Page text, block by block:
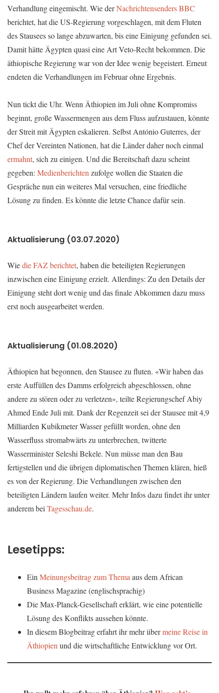
Verhandlung eingemischt. Wie derNachrichtensenders BBC
berichtet, hat die US-Regierung vorgeschlagen, mit dem Fluten
des Stausees so lange abzuwarten, bis eine Einigung gefunden sei.
Damit hätte Ägypten quasi eine Art Veto-Recht bekommen. Die
äthiopische Regierung war von der Idee wenig begeistert. Erneut
endeten die Verhandlungen im Februar ohne Ergebnis.
Nun tickt die Uhr. Wenn Äthiopien im Juli ohne Kompromiss
beginnt, große Wassermengen aus dem Fluss aufzustauen, könnte
der Streit mit Ägypten eskalieren. Selbst António Guterres, der
Chef der Vereinten Nationen, hat die Länder daher noch einmal
ermahnt, sich zu einigen. Und die Bereitschaft dazu scheint
gegeben: Medienberichten zufolge wollen die Staaten die
Gespräche nun ein weiteres Mal versuchen, eine friedliche
Lösung zu finden. Es könnte die letzte Chance dafür sein.
Aktualisierung (03.07.2020)
Wiedie FAZ berichtet, haben die beteiligten Regierungen
inzwischen eine Einigung erzielt. Allerdings: Zu den Details der
Einigung steht dort wenig und das finale Abkommen dazu muss
erst noch ausgearbeitet werden.
Aktualisierung (01.08.2020)
Äthiopien hat begonnen, den Stausee zu fluten. «Wir haben das
erste Auffüllen des Damms erfolgreich abgeschlossen, ohne
andere zu stören oder zu verletzen», teilte Regierungschef Abiy
Ahmed Ende Juli mit. Dank der Regenzeit sei der Stausee mit 4,9
Milliarden Kubikmeter Wasser gefüllt worden, ohne den
Wasserfluss stromabwärts zu unterbrechen, twitterte
Wasserminister Seleshi Bekele. Nun müsse man den Bau
fertigstellen und die übrigen diplomatischen Themen klären, hieß
es von der Regierung. Die Verhandlungen zwischen den
beteiligten Ländern laufen weiter. Mehr Infos dazu findet ihr unter
anderem bei Tagesschau.de.
Lesetipps:
Ein Meinungsbeitrag zum Thema aus dem African
Business Magazine (englischsprachig)
Die Max-Planck-Gesellschaft erklärt, wie eine potentielle
Lösung des Konflikts aussehen könnte.
In diesem Blogbeitrag erfahrt ihr mehr übermeine Reise in
Äthiopien und die wirtschaftliche Entwicklung vor Ort.